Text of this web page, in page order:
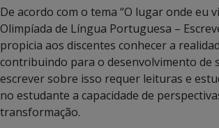
De acordo com o tema “O lugar onde eu
Olimpíada de Língua Portuguesa –
propicia aos discentes conhecer a
contribuindo para o desenvolvimento de
escrever sobre isso requer leituras e
no estudante a capacidade de
transformação.